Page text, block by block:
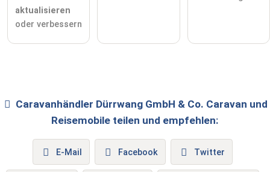
aktualisieren
oder verbessern
Caravanhändler Dürrwang GmbH & Co. Caravan und
Reisemobile teilen und empfehlen:
E-Mail Facebook Twitter